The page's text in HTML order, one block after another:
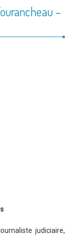
–
judiciaire,